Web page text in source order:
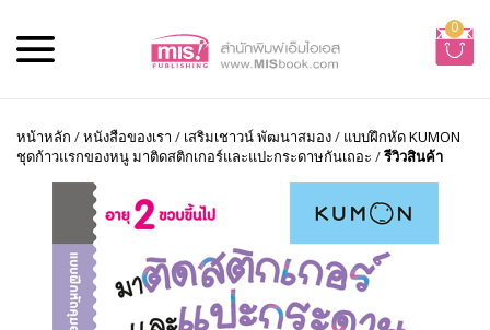
0
หน้าหลัก /หนังสือของเรา / เสริมเชาวน์ พัฒนาสมอง/ แบบฝึกหัด KUMON
ชุดก้าวแรกของหนู มาติดสติกเกอร์และแปะกระดาษกันเถอะ /รีวิวสินค้า